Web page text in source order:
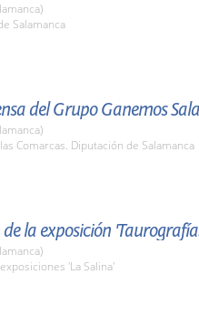
Salamanca
del Grupo Ganemos
Comarcas. Diputación de Salamanca
la exposición
'La Salina'